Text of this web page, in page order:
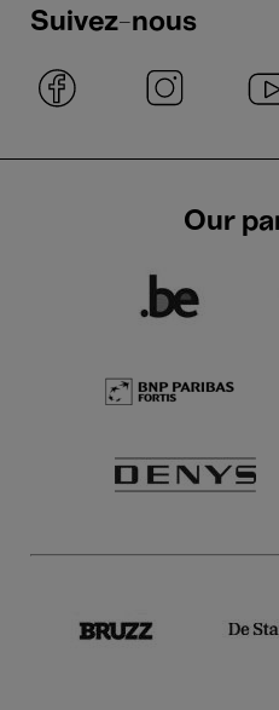
Suivez-nous
Our